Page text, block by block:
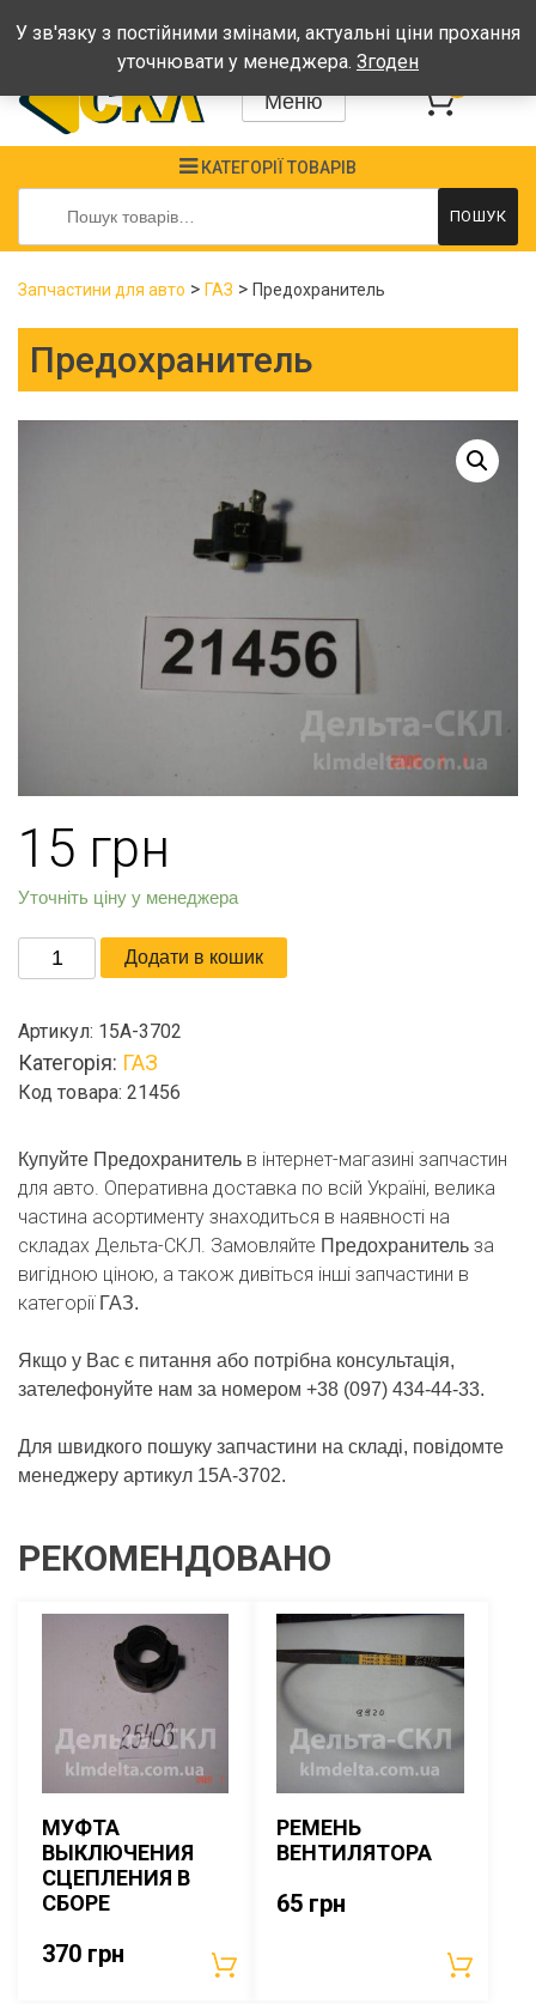
Графік: Пн-Пт: 08:00-17:00, Сб-Нд - вихідні
Меню
КАТЕГОРІЇ ТОВАРІВ
Шукати:
ПОШУК
Запчастини для авто > ГАЗ > Предохранитель
Предохранитель
15 грн
Уточніть ціну у менеджера
Предохранитель
кількість
Додати в кошик
Артикул: 15А-3702
Категорія: ГАЗ
Код товара: 21456
Купуйте Предохранитель в інтернет-магазині запчастин
для авто. Оперативна доставка по всій Україні, велика
частина асортименту знаходиться в наявності на
складах Дельта-СКЛ. Замовляйте Предохранитель за
вигідною ціною, а також дивіться інші запчастини в
категоріїГАЗ.
Якщо у Вас є питання або потрібна консультація,
зателефонуйте нам за номером +38 (097) 434-44-33.
Для швидкого пошуку запчастини на складі, повідомте
менеджеру артикул 15А-3702.
РЕКОМЕНДОВАНО
МУФТА
ВЫКЛЮЧЕНИЯ
СЦЕПЛЕНИЯ В
СБОРЕ
370 грн
РЕМЕНЬ
ВЕНТИЛЯТОРА
65 грн
У зв'язку з постійними змінами, актуальні ціни прохання
уточнювати у менеджера. Згоден